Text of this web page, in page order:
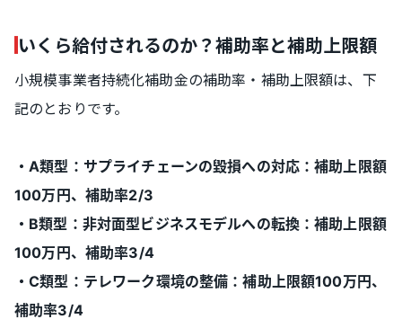
いくら給付されるのか？補助率と補助上限額
小規模事業者持続化補助金の補助率・補助上限額は、下
記のとおりです。
・A類型：サプライチェーンの毀損への対応：補助上限額
100万円、補助率2/3
・B類型：非対面型ビジネスモデルへの転換：補助上限額
100万円、補助率3/4
・C類型：テレワーク環境の整備：補助上限額100万円、
補助率3/4